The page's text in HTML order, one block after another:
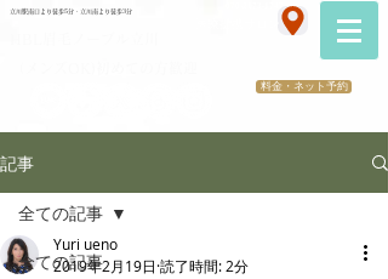
立川駅南口より徒歩5分・立川南より徒歩3分
料金・ネット予約
記事
全ての記事
全ての記事
Yuri ueno
2019年2月19日 読了時間: 2分